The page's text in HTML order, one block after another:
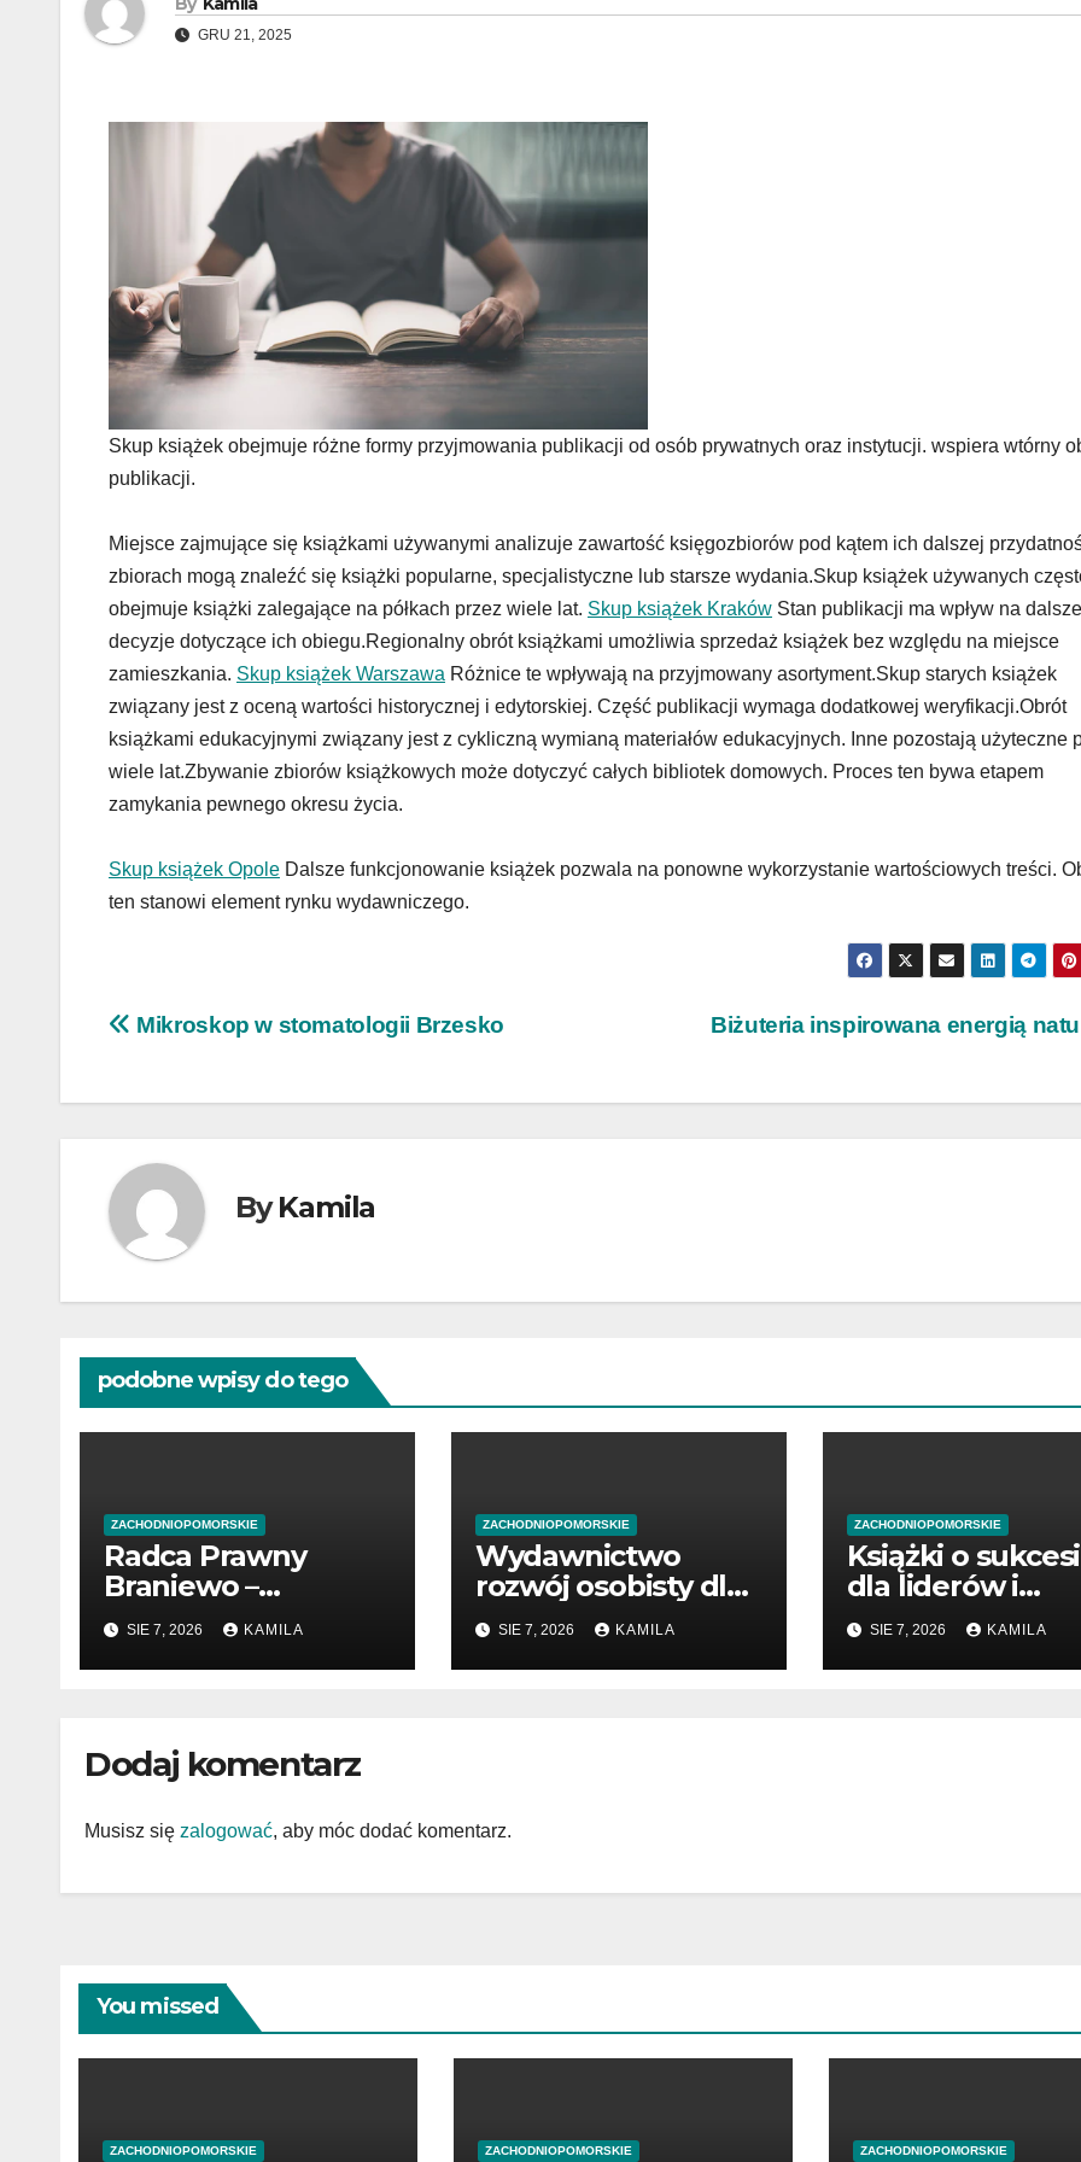
GRU 21, 2025
Skup książek obejmuje różne formy przyjmowania publikacji od osób prywatnych oraz instytucji. wspiera wtórny
publikacji.
Miejsce zajmujące się książkami używanymi analizuje zawartość księgozbiorów pod kątem ich dalszej
zbiorach mogą znaleźć się książki popularne, specjalistyczne lub starsze wydania.Skup książek używanych
obejmuje książki zalegające na półkach przez wiele lat. Skup książek Kraków Stan publikacji ma wpływ na dalsze
decyzje dotyczące ich obiegu.Regionalny obrót książkami umożliwia sprzedaż książek bez względu na miejsce
zamieszkania. Skup książek Warszawa Różnice te wpływają na przyjmowany asortyment.Skup starych książek
związany jest z oceną wartości historycznej i edytorskiej. Część publikacji wymaga dodatkowej weryfikacji.Obrót
książkami edukacyjnymi związany jest z cykliczną wymianą materiałów edukacyjnych. Inne pozostają użyteczne
wiele lat.Zbywanie zbiorów książkowych może dotyczyć całych bibliotek domowych. Proces ten bywa etapem
zamykania pewnego okresu życia.
Skup książek Opole Dalsze funkcjonowanie książek pozwala na ponowne wykorzystanie wartościowych treści.
ten stanowi element rynku wydawniczego.
Nawigacja
Biżuteria inspirowana energią
Mikroskop w stomatologii Brzesko
ByKamila
podobne wpisy do tego
ZACHODNIOPOMORSKIE
Radca Prawny
Braniewo –
profesjonalne
wsparcie w
sprawach prawnych
SIE 7, 2026 KAMILA
ZACHODNIOPOMORSKIE
Wydawnictwo
rozwój osobisty dla
początkujących
przedsiębiorców
SIE 7, 2026 KAMILA
ZACHODNIOPOMORSKIE
Książki o
dla liderów i
przedsiębiorców
SIE 7, 2026 KAMILA
Dodaj komentarz
Musisz się zalogować, aby móc dodać komentarz.
You missed
ZACHODNIOPOMORSKIE ZACHODNIOPOMORSKIE ZACHODNIOPOMORSKIE